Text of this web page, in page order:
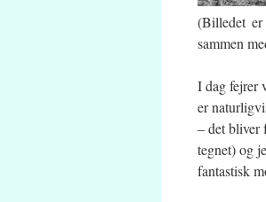
(Billedet
sammen
I dag fejrer
er
– det bliver
tegnet) og
fantastisk